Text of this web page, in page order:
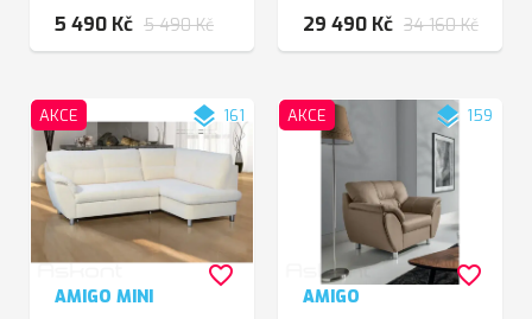
5 490 Kč 5 490 Kč 29 490 Kč 34 160 Kč
AKCE layers 161
AMIGO MINI
favorite_border
AKCE layers 159
AMIGO
favorite_border